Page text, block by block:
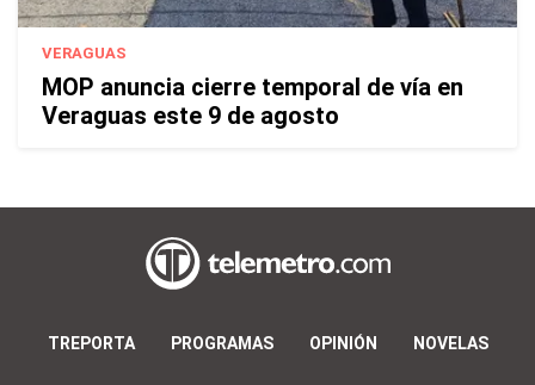
VERAGUAS
MOP anuncia cierre temporal de vía en
Veraguas este 9 de agosto
TREPORTA PROGRAMAS OPINIÓN NOVELAS